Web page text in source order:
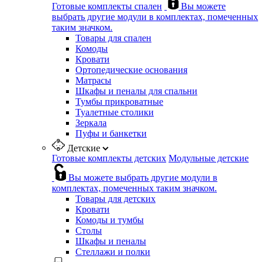
Готовые комплекты спален
Вы можете
выбрать другие модули в комплектах, помеченных
таким значком.
Товары для спален
Комоды
Кровати
Ортопедические основания
Матрасы
Шкафы и пеналы для спальни
Тумбы прикроватные
Туалетные столики
Зеркала
Пуфы и банкетки
Детские
Готовые комплекты детских Модульные детские
Вы можете выбрать другие модули в
комплектах, помеченных таким значком.
Товары для детских
Кровати
Комоды и тумбы
Столы
Шкафы и пеналы
Стеллажи и полки